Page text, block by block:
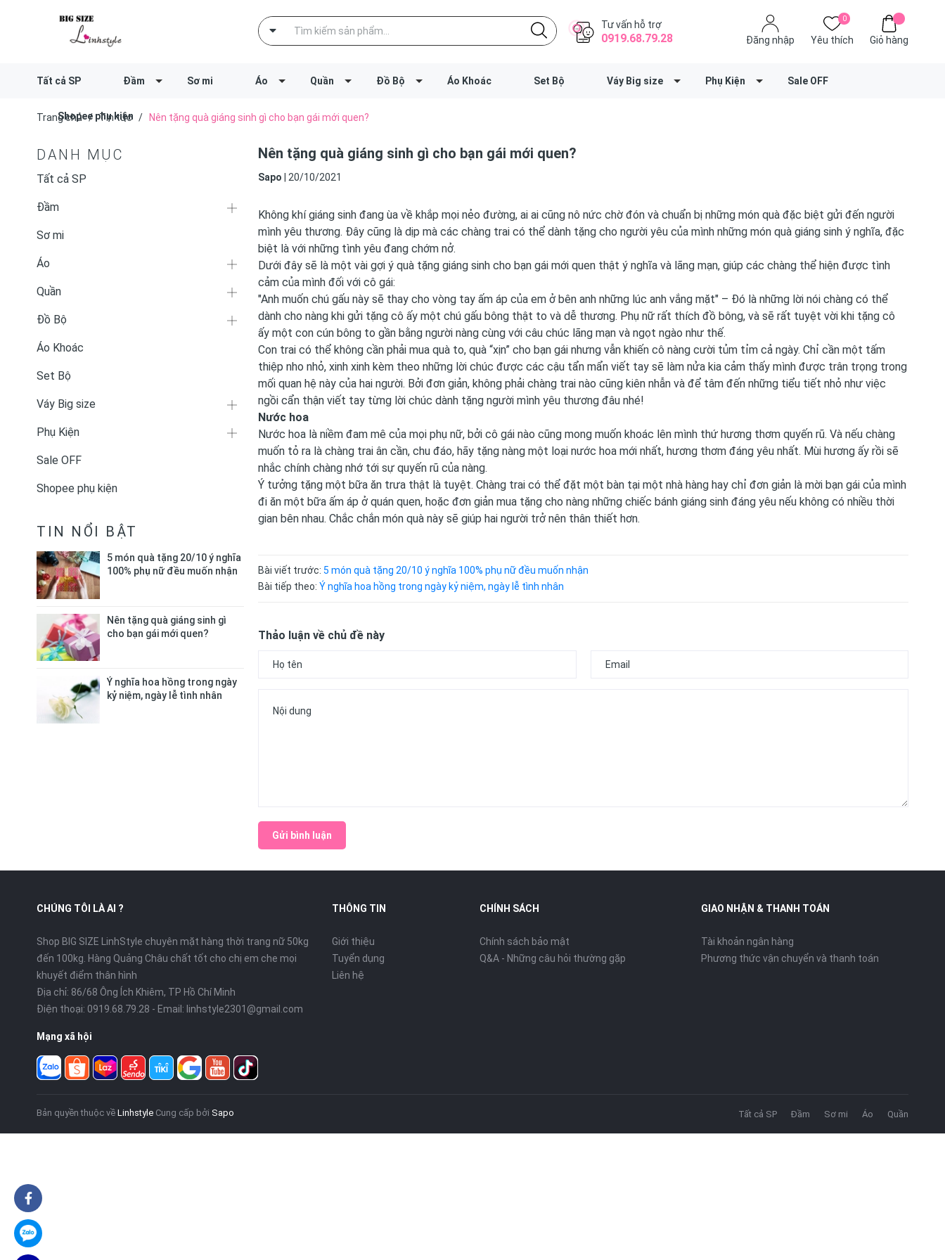
Tư vấn hỗ trợ
0919.68.79.28 Đăng nhập
0
Yêu thích Giỏ hàng
Tất cả SP Đầm Sơ mi Áo Quần Đồ Bộ Áo Khoác Set Bộ Váy Big size Phụ Kiện Sale OFF
Shopee phụ kiện
Trang chủ / Tin tức / Nên tặng quà giáng sinh gì cho bạn gái mới quen?
DANH MỤC
Tất cả SP
Đầm
Sơ mi
Áo
Quần
Đồ Bộ
Áo Khoác
Set Bộ
Váy Big size
Phụ Kiện
Sale OFF
Shopee phụ kiện
TIN NỔI BẬT
5 món quà tặng 20/10 ý nghĩa
100% phụ nữ đều muốn nhận
Nên tặng quà giáng sinh gì
cho bạn gái mới quen?
Ý nghĩa hoa hồng trong ngày
kỷ niệm, ngày lễ tình nhân
Nên tặng quà giáng sinh gì cho bạn gái mới quen?
Sapo 20/10/2021
Không khí giáng sinh đang ùa về khắp mọi nẻo đường, ai ai cũng nô nức chờ đón và chuẩn bị những món quà đặc biệt gửi đến người
mình yêu thương. Đây cũng là dịp mà các chàng trai có thể dành tặng cho người yêu của mình những món quà giáng sinh ý nghĩa, đặc
biệt là với những tình yêu đang chớm nở.
Dưới đây sẽ là một vài gợi ý quà tặng giáng sinh cho bạn gái mới quen thật ý nghĩa và lãng mạn, giúp các chàng thể hiện được tình
cảm của mình đối với cô gái:
"Anh muốn chú gấu này sẽ thay cho vòng tay ấm áp của em ở bên anh những lúc anh vắng mặt" – Đó là những lời nói chàng có thể
dành cho nàng khi gửi tặng cô ấy một chú gấu bông thật to và dễ thương. Phụ nữ rất thích đồ bông, và sẽ rất tuyệt vời khi tặng cô
ấy một con cún bông to gần bằng người nàng cùng với câu chúc lãng mạn và ngọt ngào như thế.
Con trai có thể không cần phải mua quà to, quà “xịn” cho bạn gái nhưng vẫn khiến cô nàng cười tủm tỉm cả ngày. Chỉ cần một tấm
thiệp nho nhỏ, xinh xinh kèm theo những lời chúc được các cậu tẩn mẩn viết tay sẽ làm nửa kia cảm thấy mình được trân trọng trong
mối quan hệ này của hai người. Bởi đơn giản, không phải chàng trai nào cũng kiên nhẫn và để tâm đến những tiểu tiết nhỏ như việc
ngồi cẩn thận viết tay từng lời chúc dành tặng người mình yêu thương đâu nhé!
Nước hoa
Nước hoa là niềm đam mê của mọi phụ nữ, bởi cô gái nào cũng mong muốn khoác lên mình thứ hương thơm quyến rũ. Và nếu chàng
muốn tỏ ra là chàng trai ân cần, chu đáo, hãy tặng nàng một loại nước hoa mới nhất, hương thơm đáng yêu nhất. Mùi hương ấy rồi sẽ
nhắc chính chàng nhớ tới sự quyến rũ của nàng.
Ý tưởng tặng một bữa ăn trưa thật là tuyệt. Chàng trai có thể đặt một bàn tại một nhà hàng hay chỉ đơn giản là mời bạn gái của mình
đi ăn một bữa ấm áp ở quán quen, hoặc đơn giản mua tặng cho nàng những chiếc bánh giáng sinh đáng yêu nếu không có nhiều thời
gian bên nhau. Chắc chắn món quà này sẽ giúp hai người trở nên thân thiết hơn.
Bài viết trước: 5 món quà tặng 20/10 ý nghĩa 100% phụ nữ đều muốn nhận
Bài tiếp theo: Ý nghĩa hoa hồng trong ngày kỷ niệm, ngày lễ tình nhân
Thảo luận về chủ đề này
Gửi bình luận
CHÚNG TÔI LÀ AI ?
Shop BIG SIZE LinhStyle chuyên mặt hàng thời trang nữ 50kg
đến 100kg. Hàng Quảng Châu chất tốt cho chị em che mọi
khuyết điểm thân hình
Địa chỉ: 86/68 Ông Ích Khiêm, TP Hồ Chí Minh
Điện thoại: 0919.68.79.28 - Email: linhstyle2301@gmail.com
Mạng xã hội
THÔNG TIN
Giới thiệu
Tuyển dụng
Liên hệ
CHÍNH SÁCH
Chính sách bảo mật
Q&A - Những câu hỏi thường gặp
GIAO NHẬN & THANH TOÁN
Tài khoản ngân hàng
Phương thức vận chuyển và thanh toán
Bản quyền thuộc về Linhstyle Cung cấp bởi Sapo Tất cả SP Đầm Sơ mi Áo Quần